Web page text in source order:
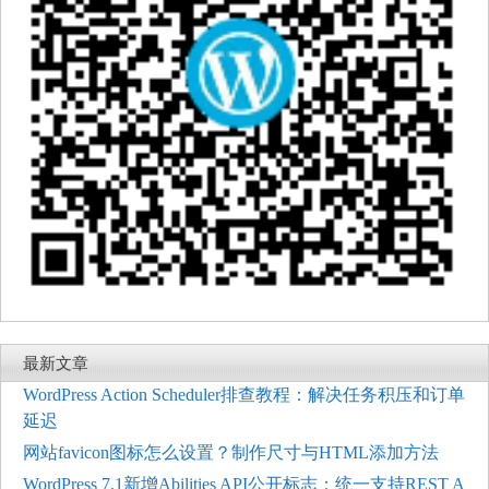
最新文章
WordPress Action Scheduler排查教程：解决任务积压和订单
延迟
网站favicon图标怎么设置？制作尺寸与HTML添加方法
WordPress 7.1新增Abilities API公开标志：统一支持REST A